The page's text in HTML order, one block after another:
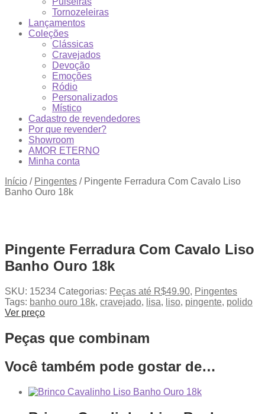
Tornozeleiras
Lançamentos
Coleções
Clássicas
Cravejados
Devoção
Emoções
Ródio
Personalizados
Místico
Cadastro de revendedores
Por que revender?
Showroom
AMOR ETERNO
Minha conta
Início / Pingentes / Pingente Ferradura Com Cavalo Liso
Banho Ouro 18k
Pingente Ferradura Com Cavalo Liso
Banho Ouro 18k
SKU: 15234 Categorias: Peças até R$49.90, Pingentes
Tags: banho ouro 18k, cravejado, lisa, liso, pingente, polido
Ver preço
Peças que combinam
Você também pode gostar de…